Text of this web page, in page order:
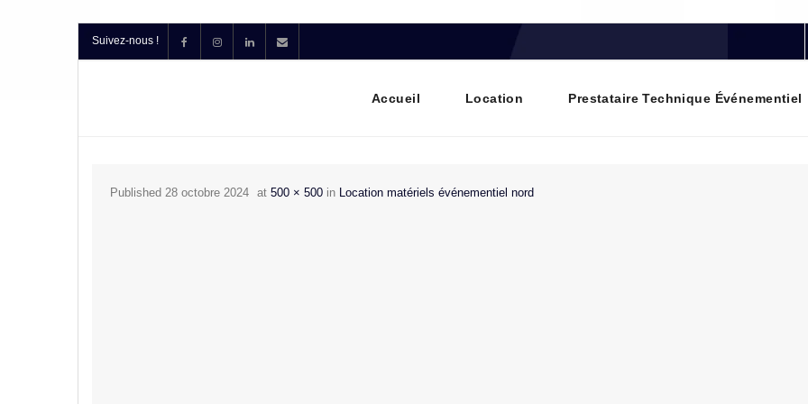
Suivez-nous !
Accueil Location Prestataire Technique Événementiel
Published 28 octobre 2024 at 500 × 500 in Location matériels événementiel nord